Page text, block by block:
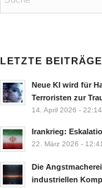
LETZTE BEITRÄGE
Neue KI wird für
Terroristen zur
14. April 2026 - 22:14
Irankrieg:
22. März 2026 - 12:41
Die
industriellen